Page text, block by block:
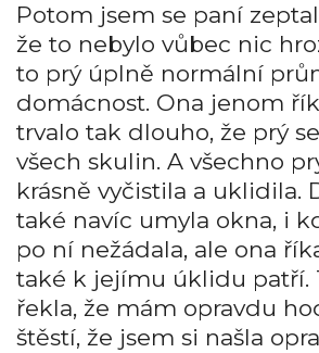
Potom jsem se paní
že to nebylo vůbec nic
to prý úplně normální
domácnost. Ona jenom
trvalo tak dlouho, že prý
všech skulin. A všechno
krásně vyčistila a uklidila.
také navíc umyla okna, i
po ní nežádala, ale ona
také k jejímu úklidu patří.
řekla, že mám opravdu
štěstí, že jsem si našla